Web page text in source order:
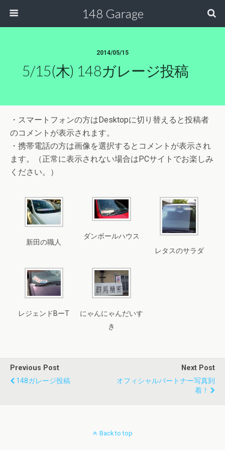
148 Garage
2014/05/15
5/15(木) 148ガレージ投稿
・スマートフォンの方はDesktopに切り替えると投稿者
のコメントが表示されます。
・携帯電話の方は画像を選択するとコメントが表示され
ます。（正常に表示されない場合はPCサイトでお楽しみ
ください。）
新田の職人
ダンボールハウス
レタスのサラダ
レジェンドBーT
にゃんにゃんだいす
き
Previous Post
148ガレージ投稿
Next Post
オフィシャルパートナー写真到
着！
Back to top